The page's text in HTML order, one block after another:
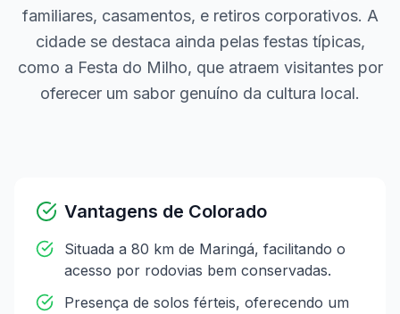
familiares, casamentos, e retiros corporativos. A
cidade se destaca ainda pelas festas típicas,
como a Festa do Milho, que atraem visitantes por
oferecer um sabor genuíno da cultura local.
Vantagens de Colorado
Situada a 80 km de Maringá, facilitando o
acesso por rodovias bem conservadas.
Presença de solos férteis, oferecendo um